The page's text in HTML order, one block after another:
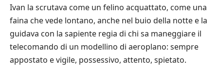
Ivan la scrutava come un felino acquattato, come una
faina che vede lontano, anche nel buio della notte e la
guidava con la sapiente regia di chi sa maneggiare il
telecomando di un modellino di aeroplano: sempre
appostato e vigile, possessivo, attento, spietato.